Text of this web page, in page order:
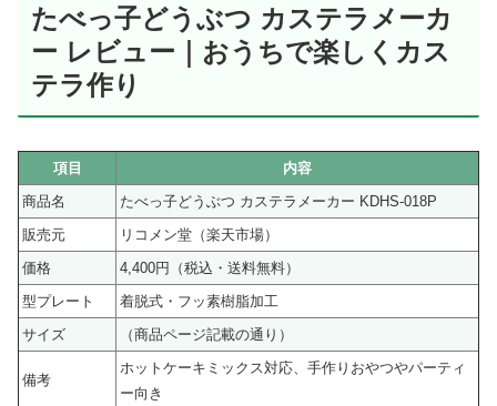
たべっ子どうぶつ カステラメーカ
ー レビュー｜おうちで楽しくカス
テラ作り
項目
内容
商品名
たべっ子どうぶつ カステラメーカー KDHS-018P
販売元
リコメン堂（楽天市場）
価格
4,400円（税込・送料無料）
型プレート
着脱式・フッ素樹脂加工
サイズ
（商品ページ記載の通り）
備考
ホットケーキミックス対応、手作りおやつやパーティ
ー向き